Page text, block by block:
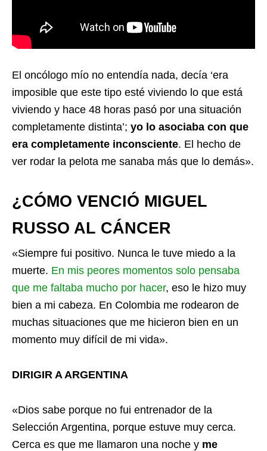
El oncólogo mío no entendía nada, decía ‘era
imposible que este tipo esté viviendo lo que está
viviendo y hace 48 horas pasó por una situación
completamente distinta’; yo lo asociaba con que
era completamente inconsciente. El hecho de
ver rodar la pelota me sanaba más que lo demás».
¿CÓMO VENCIÓ MIGUEL
RUSSO AL CÁNCER
«Siempre fui positivo. Nunca le tuve miedo a la
muerte. En mis peores momentos solo pensaba
que me faltaba mucho por hacer, eso le hizo muy
bien a mi cabeza. En Colombia me rodearon de
muchas situaciones que me hicieron bien en un
momento muy difícil de mi vida».
DIRIGIR A ARGENTINA
«Dios sabe porque no fui entrenador de la
Selección Argentina, porque estuve muy cerca.
Cerca es que me llamaron una noche y me